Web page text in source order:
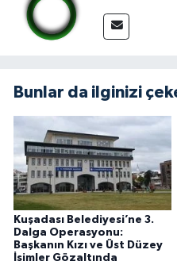
Bunlar da ilginizi
Kuşadası Belediyesi’ne 3.
Dalga Operasyonu:
Başkanın Kızı ve Üst Düzey
İsimler Gözaltında